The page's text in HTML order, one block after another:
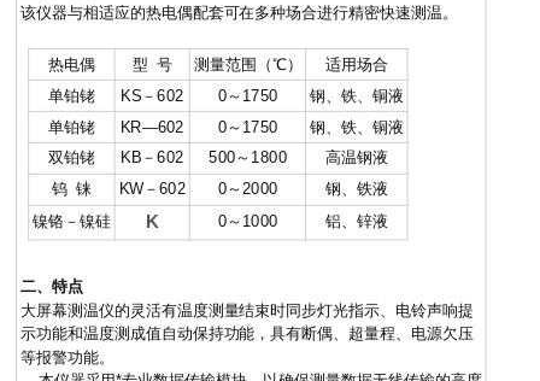
该仪器与相适应的热电偶配套可在多种场合进行精密快速测温。
热电偶 型 号 测量范围（℃） 适用场合
单铂铑 KS－602 0～1750
钢、铁、铜液
单铂铑
KR—602 0～1750
钢、铁、铜液
双铂铑
KB－602 500～1800
高温钢液
钨 铼
KW－602 0～2000
钢、铁液
镍铬－镍硅
K 0～1000 铝、锌液
二、特点
大屏幕测温仪的灵活有温度测量结束时同步灯光指示、电铃声响提
示功能和温度测成值自动保持功能，具有断偶、超量程、电源欠压
等报警功能。